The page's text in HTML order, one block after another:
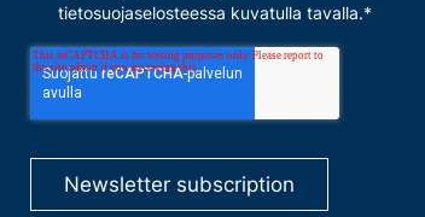
tietosuojaselosteessa kuvatulla tavalla.*